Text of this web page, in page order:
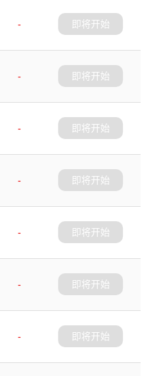
-
即将开始
-
即将开始
-
即将开始
-
即将开始
-
即将开始
-
即将开始
-
即将开始